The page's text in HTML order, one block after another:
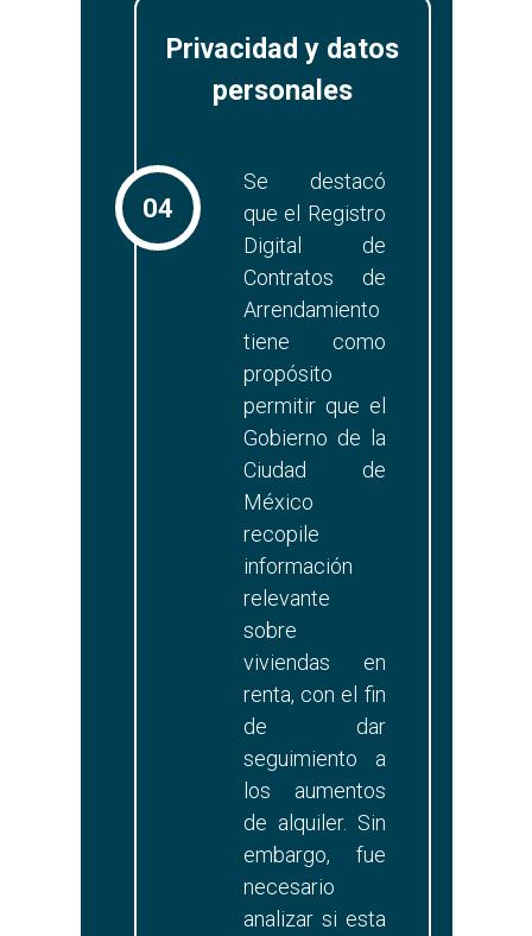
Privacidad y datos
personales
04
Se destacó
que el Registro
Digital de
Contratos de
Arrendamiento
tiene como
propósito
permitir que el
Gobierno de la
Ciudad de
México
recopile
información
relevante
sobre
viviendas en
renta, con el fin
de dar
seguimiento a
los aumentos
de alquiler. Sin
embargo, fue
necesario
analizar si esta